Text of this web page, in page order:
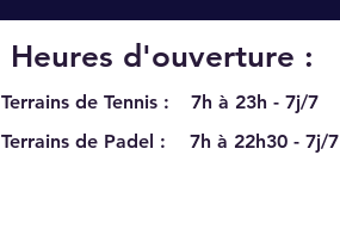
Heures d'ouverture :
Terrains de Tennis :
7h à 23h - 7j/7
Terrains de Padel :
7h à 22h30 - 7j/7